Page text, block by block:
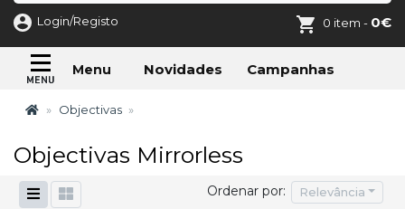
Login/Registo 0 item - 0€
Menu Novidades Campanhas
Objectivas
Objectivas Mirrorless
Ordenar por: Relevância